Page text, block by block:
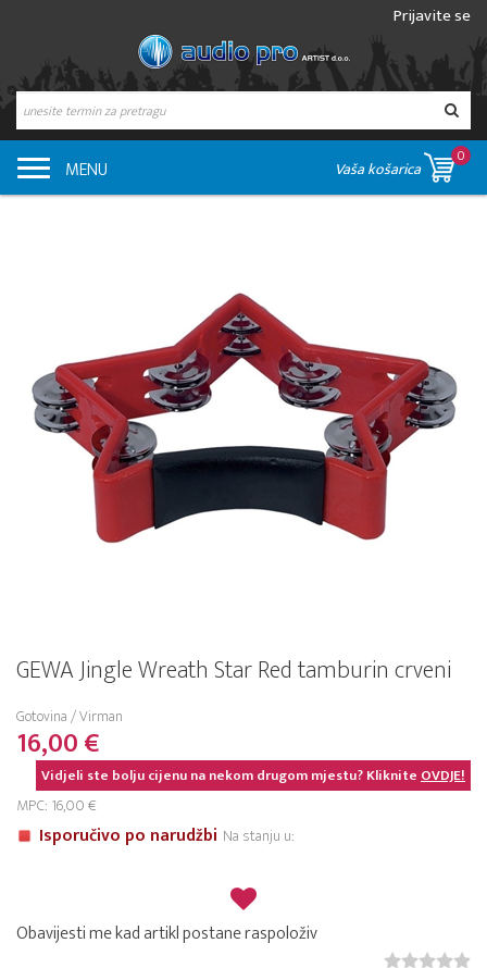
Prijavite se
MENU Vaša košarica
0
GEWA Jingle Wreath Star Red tamburin crveni
Gotovina / Virman
16,00 €
Vidjeli ste bolju cijenu na nekom drugom mjestu? KlikniteOVDJE!
MPC: 16,00 €
Isporučivo po narudžbi Na stanju u:
Obavijesti me kad artikl postane raspoloživ